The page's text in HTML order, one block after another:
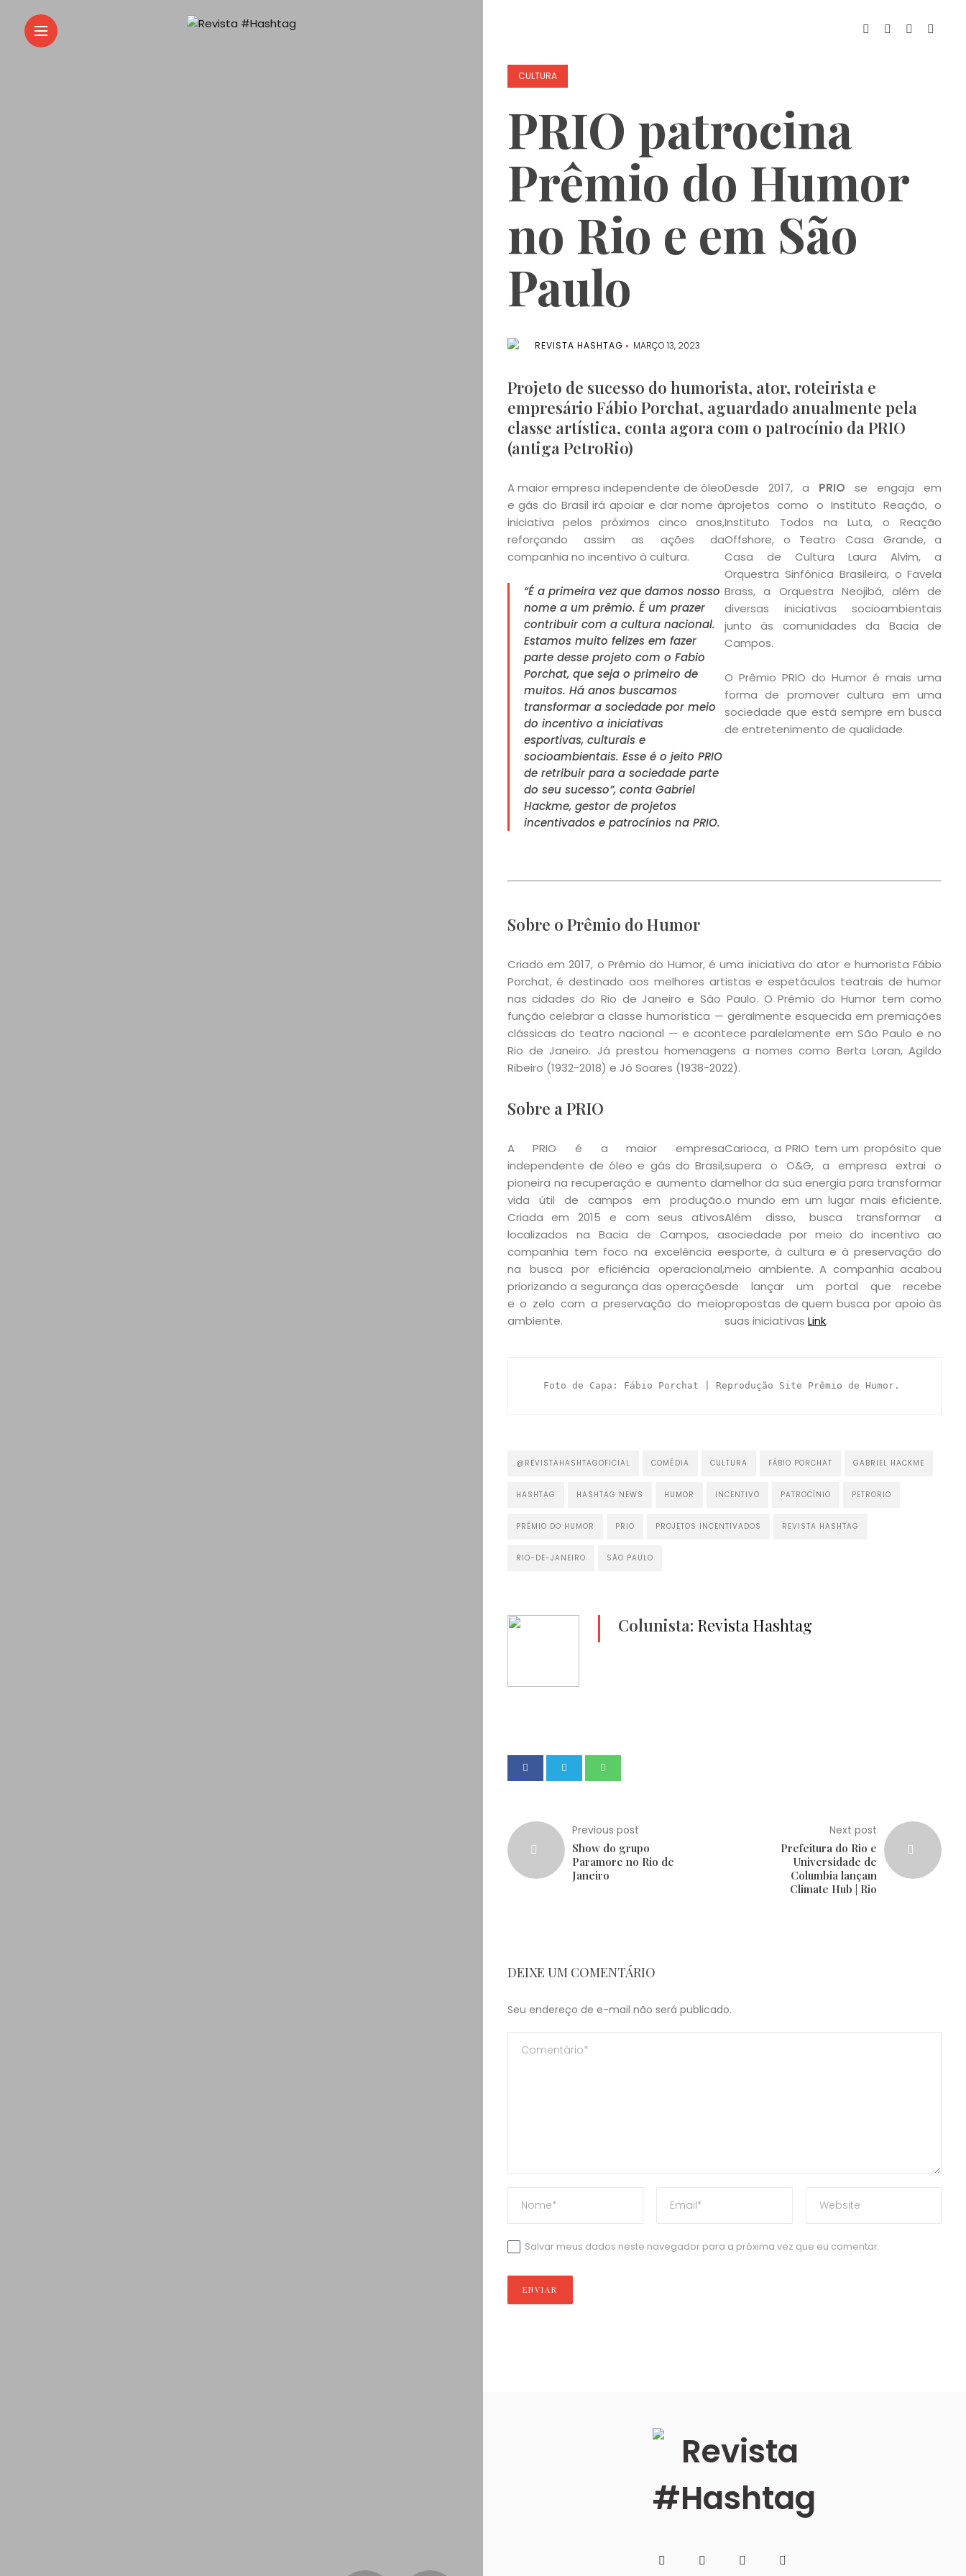
CULTURA
PRIO patrocina
Prêmio do Humor
no Rio e em São
Paulo
REVISTA HASHTAG MARÇO 13, 2023
Projeto de sucesso do humorista, ator, roteirista e
empresário Fábio Porchat, aguardado anualmente pela
classe artística, conta agora com o patrocínio da PRIO
(antiga PetroRio)
A maior empresa independente de óleo
e gás do Brasil irá apoiar e dar nome à
iniciativa pelos próximos cinco anos,
reforçando assim as ações da
companhia no incentivo à cultura.
“É a primeira vez que damos nosso
nome a um prêmio. É um prazer
contribuir com a cultura nacional.
Estamos muito felizes em fazer
parte desse projeto com o Fabio
Porchat, que seja o primeiro de
muitos. Há anos buscamos
transformar a sociedade por meio
do incentivo a iniciativas
esportivas, culturais e
socioambientais. Esse é o jeito PRIO
de retribuir para a sociedade parte
do seu sucesso”, conta Gabriel
Hackme, gestor de projetos
incentivados e patrocínios na PRIO.
Desde 2017, a PRIO se engaja em
projetos como o Instituto Reação, o
Instituto Todos na Luta, o Reação
Offshore, o Teatro Casa Grande, a
Casa de Cultura Laura Alvim, a
Orquestra Sinfônica Brasileira, o Favela
Brass, a Orquestra Neojibá, além de
diversas iniciativas socioambientais
junto às comunidades da Bacia de
Campos.
O Prêmio PRIO do Humor é mais uma
forma de promover cultura em uma
sociedade que está sempre em busca
de entretenimento de qualidade.
Sobre o Prêmio do Humor
Criado em 2017, o Prêmio do Humor, é uma iniciativa do ator e humorista Fábio
Porchat, é destinado aos melhores artistas e espetáculos teatrais de humor
nas cidades do Rio de Janeiro e São Paulo. O Prêmio do Humor tem como
função celebrar a classe humorística — geralmente esquecida em premiações
clássicas do teatro nacional — e acontece paralelamente em São Paulo e no
Rio de Janeiro. Já prestou homenagens a nomes como Berta Loran, Agildo
Ribeiro (1932-2018) e Jô Soares (1938-2022).
Sobre a PRIO
A PRIO é a maior empresa
independente de óleo e gás do Brasil,
pioneira na recuperação e aumento da
vida útil de campos em produção.
Criada em 2015 e com seus ativos
localizados na Bacia de Campos, a
companhia tem foco na excelência e
na busca por eficiência operacional,
priorizando a segurança das operações
e o zelo com a preservação do meio
ambiente.
Carioca, a PRIO tem um propósito que
supera o O&G, a empresa extrai o
melhor da sua energia para transformar
o mundo em um lugar mais eficiente.
Além disso, busca transformar a
sociedade por meio do incentivo ao
esporte, à cultura e à preservação do
meio ambiente. A companhia acabou
de lançar um portal que recebe
propostas de quem busca por apoio às
suas iniciativas Link.
Foto de Capa: Fábio Porchat | Reprodução Site Prêmio de Humor.
@REVISTAHASHTAGOFICIAL COMÉDIA CULTURA FÁBIO PORCHAT GABRIEL HACKME
HASHTAG HASHTAG NEWS HUMOR INCENTIVO PATROCÍNIO PETRORIO
PRÊMIO DO HUMOR PRIO PROJETOS INCENTIVADOS REVISTA HASHTAG
RIO-DE-JANEIRO SÃO PAULO
Colunista: Revista Hashtag
Previous post
Show do grupo
Paramore no Rio de
Janeiro
Next post
Prefeitura do Rio e
Universidade de
Columbia lançam
Climate Hub | Rio
DEIXE UM COMENTÁRIO
Seu endereço de e-mail não será publicado.
Salvar meus dados neste navegador para a próxima vez que eu comentar.